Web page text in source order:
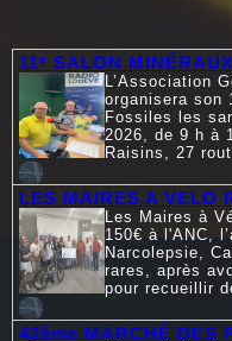
11ᵉ SALON
L’Association
organisera son
Fossiles les
2026, de 9 h à
Raisins, 27
LES MAIRES A VELO
Les Maires à
150€ à l'ANC,
Narcolepsie,
rares, après
pour recueillir
42ème MARCHÉ DES